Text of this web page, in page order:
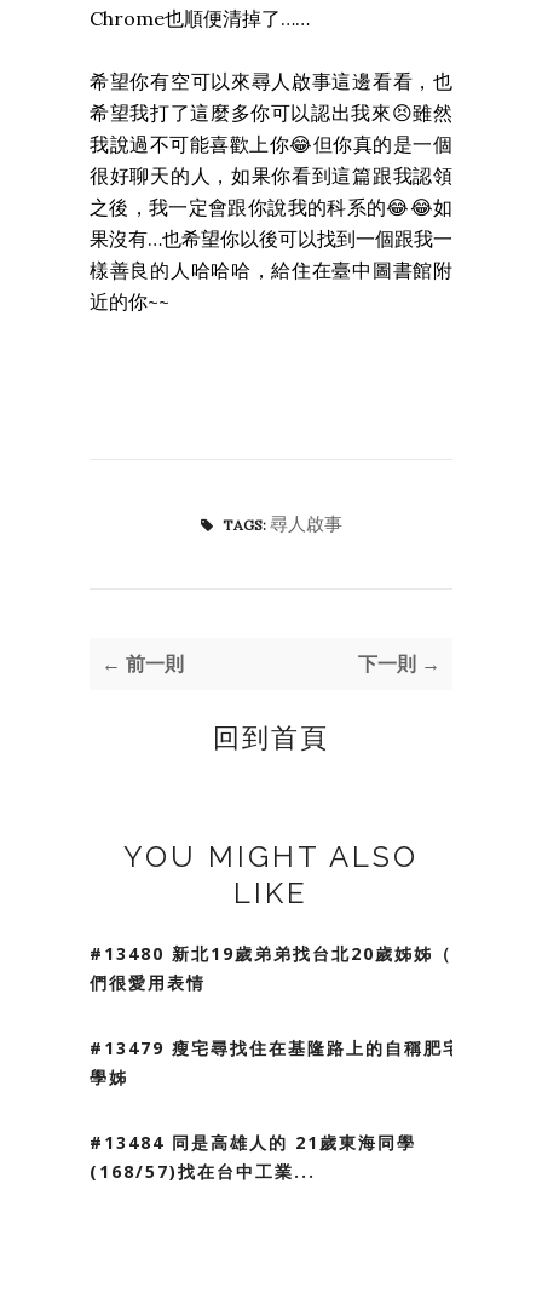
Chrome也順便清掉了……
希望你有空可以來尋人啟事這邊看看，也
希望我打了這麼多你可以認出我來😣雖然
我說過不可能喜歡上你😂但你真的是一個
很好聊天的人，如果你看到這篇跟我認領
之後，我一定會跟你說我的科系的😂😂如
果沒有…也希望你以後可以找到一個跟我一
樣善良的人哈哈哈，給住在臺中圖書館附
近的你~~
TAGS: 尋人啟事
← 前一則 下一則 →
回到首頁
YOU MIGHT ALSO
LIKE
#13480 新北19歲弟弟找台北20歲姊姊（我
們很愛用表情
#13479 瘦宅尋找住在基隆路上的自稱肥宅
學姊
#13484 同是高雄人的 21歲東海同學
(168/57)找在台中工業...